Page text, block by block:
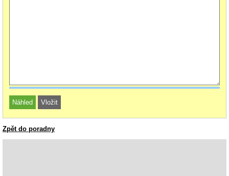
Zpět do poradny